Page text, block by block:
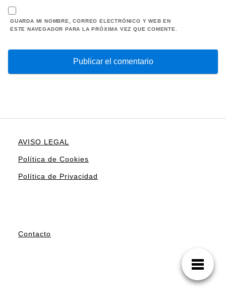
GUARDA MI NOMBRE, CORREO ELECTRÓNICO Y WEB EN
ESTE NAVEGADOR PARA LA PRÓXIMA VEZ QUE COMENTE.
AVISO LEGAL
Política de Cookies
Política de Privacidad
Contacto